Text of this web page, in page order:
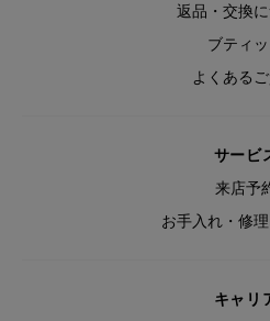
返品・交換
ブティ
よくある
サービ
来店予
お手入れ・修
キャリ